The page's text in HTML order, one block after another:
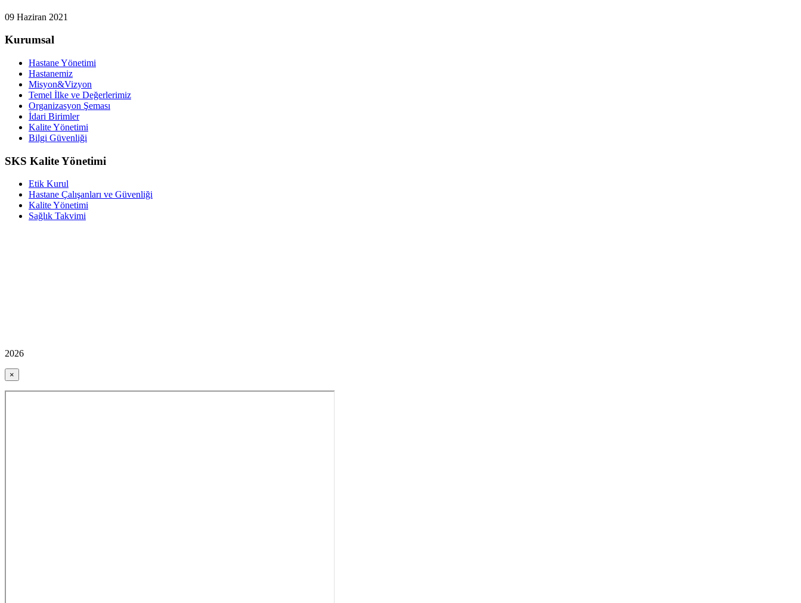
09 Haziran 2021
Kurumsal
Hastane Yönetimi
Hastanemiz
Misyon&Vizyon
Temel İlke ve Değerlerimiz
Organizasyon Şeması
İdari Birimler
Kalite Yönetimi
Bilgi Güvenliği
SKS Kalite Yönetimi
Etik Kurul
Hastane Çalışanları ve Güvenliği
Kalite Yönetimi
Sağlık Takvimi
2026
×